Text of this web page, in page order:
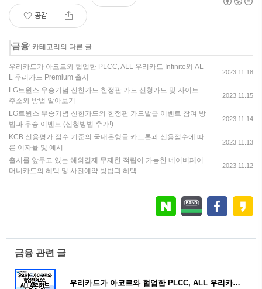
공감
'금융' 카테고리의 다른 글
우리카드가 아코르와 협업한 PLCC, ALL 우리카드 Infinite와 AL
L 우리카드 Premium 출시
2023.11.18
LG트윈스 우승기념 신한카드 한정판 카드 신청카드 및 사이트
주소와 방법 알아보기
2023.11.15
LG트윈스 우승기념 신한카드의 한정판 카드발급 이벤트 참여 방
법과 우승 이벤트 (신청방법 추가!)
2023.11.14
KCB 신용평가 점수 기준의 국내은행들 카드론과 신용점수에 따
른 이자율 및 예시
2023.11.13
출시를 앞두고 있는 해외결제 무제한 적립이 가능한 네이버페이
머니카드의 혜택 및 사전예약 방법과 혜택
2023.11.12
금융 관련 글
우리카드가 아코르와 협업한 PLCC, ALL 우리카드 Infinite와 ALL 우리카드 Premium 출시